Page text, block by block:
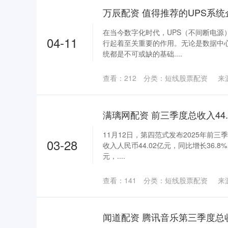
04-11
在当今数字化时代，UPS（不间断电
行起着至关重要的作用。无论是数据
统都是不可或缺的基础....
来
查看： 212 分类： 短线股票配资
03-28
11月12日，第四范式发布2025年前三
收入人民币44.02亿元，同比增长
元，....
来
查看： 141 分类： 短线股票配资